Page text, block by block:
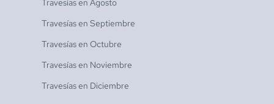
Travesías en Septiembre
Travesías en Octubre
Travesías en Noviembre
Travesías en Diciembre